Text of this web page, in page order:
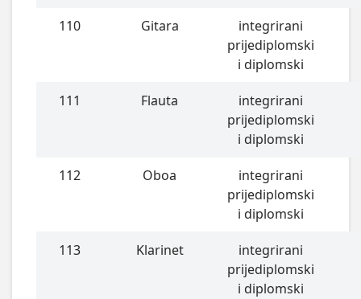
110 Gitara
integrirani
prijediplomski
i diplomski
111 Flauta
integrirani
prijediplomski
i diplomski
112 Oboa
integrirani
prijediplomski
i diplomski
113 Klarinet
integrirani
prijediplomski
i diplomski